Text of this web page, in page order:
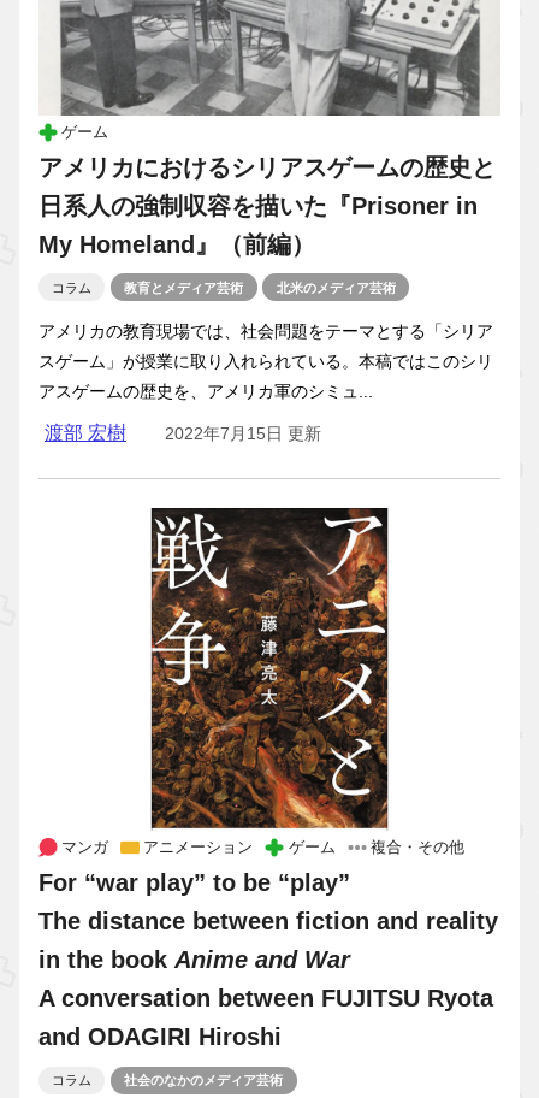
ゲーム
アメリカにおけるシリアスゲームの歴史と
日系人の強制収容を描いた『Prisoner in
My Homeland』（前編）
コラム 教育とメディア芸術 北米のメディア芸術
アメリカの教育現場では、社会問題をテーマとする「シリア
スゲーム」が授業に取り入れられている。本稿ではこのシリ
アスゲームの歴史を、アメリカ軍のシミュ...
渡部 宏樹 2022年7月15日 更新
マンガ アニメーション ゲーム 複合・その他
For “war play” to be “play”
The distance between fiction and reality
in the bookAnime and War
A conversation between FUJITSU Ryota
and ODAGIRI Hiroshi
コラム 社会のなかのメディア芸術